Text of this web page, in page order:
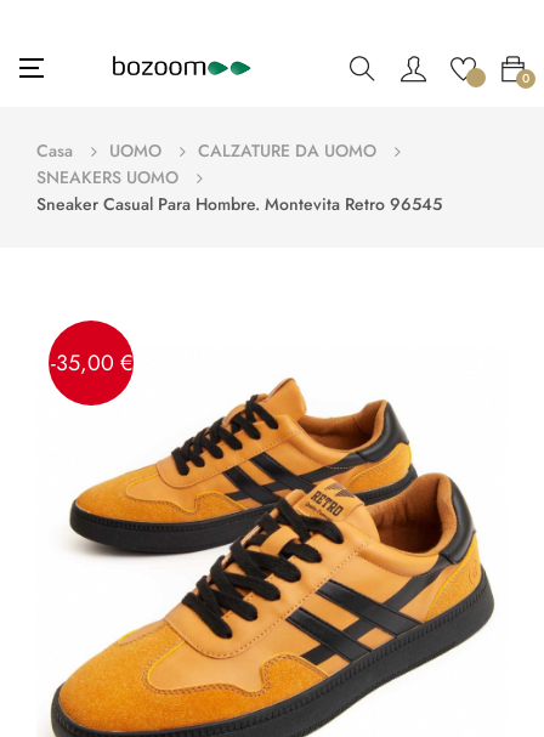
navigazione
☰ 0
Casa UOMO
CALZATURE DA UOMO
SNEAKERS UOMO
Sneaker Casual Para Hombre. Montevita Retro 96545
-35,00 €